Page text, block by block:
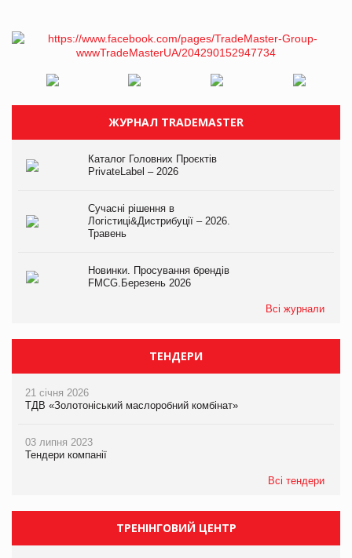
ЖУРНАЛ TRADEMASTER
Каталог Головних Проєктів
PrivateLabel – 2026
Сучасні рішення в
Логістиці&Дистрибуції – 2026.
Травень
Новинки. Просування брендів
FMCG.Березень 2026
Всі журнали
ТЕНДЕРИ
21 січня 2026
ТДВ «Золотоніський маслоробний комбінат»
03 липня 2023
Тендери компанії
Всі тендери
ТРЕНІНГОВИЙ ЦЕНТР